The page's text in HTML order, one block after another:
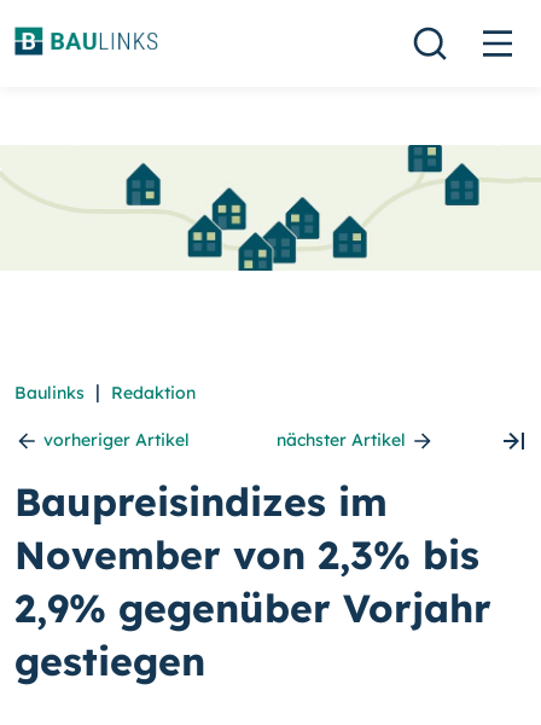
Baulinks | Redaktion
vorheriger Artikel nächster Artikel
Baupreisindizes im
November von 2,3% bis
2,9% gegenüber Vorjahr
gestiegen